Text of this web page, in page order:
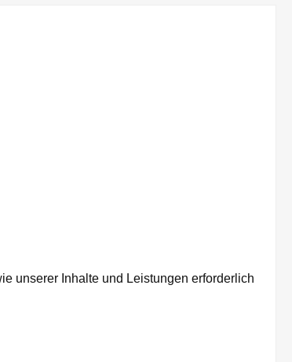
unserer Inhalte und Leistungen erforderlich